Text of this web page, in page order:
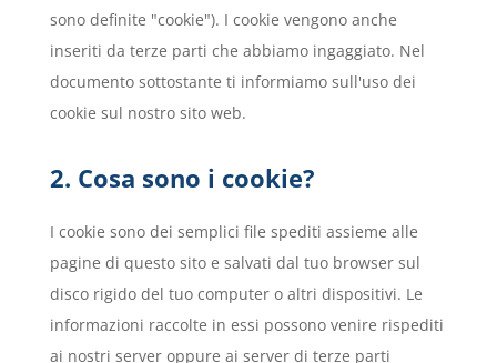
sono definite "cookie"). I cookie vengono anche
inseriti da terze parti che abbiamo ingaggiato. Nel
documento sottostante ti informiamo sull'uso dei
cookie sul nostro sito web.
2. Cosa sono i cookie?
I cookie sono dei semplici file spediti assieme alle
pagine di questo sito e salvati dal tuo browser sul
disco rigido del tuo computer o altri dispositivi. Le
informazioni raccolte in essi possono venire rispediti
ai nostri server oppure ai server di terze parti